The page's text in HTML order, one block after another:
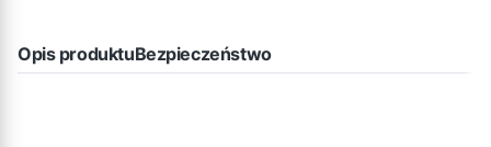
Opis produktuBezpieczeństwo